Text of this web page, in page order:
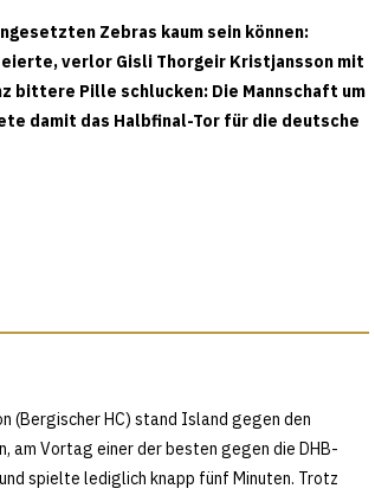
Zebras kaum sein können:
verlor Gisli Thorgeir Kristjansson mit
bittere Pille schlucken: Die Mannschaft um
damit das Halbfinal-Tor für die deutsche
(Bergischer HC) stand Island gegen den
am Vortag einer der besten gegen die DHB-
spielte lediglich knapp fünf Minuten. Trotz